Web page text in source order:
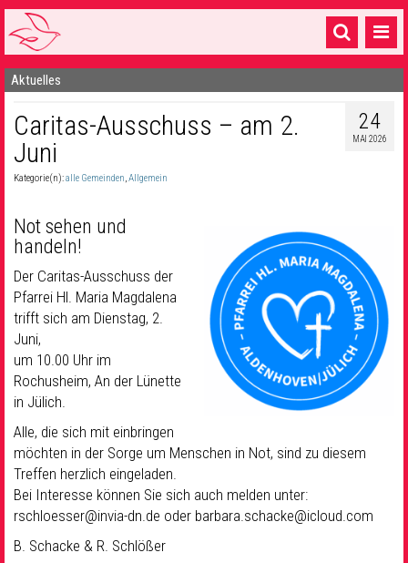
Startseite
1 Pfarrei
16 Gemeinden & mehr
Sakramente & Feste
Gemeinschaft & Soziales
Musik & Kultur
Seelsorge & Kontakt
Aktuelles
24
MAI 2026
Caritas-Ausschuss – am 2.
Juni
Kategorie(n):alle Gemeinden,Allgemein
Not sehen und
handeln!
Der Caritas-Ausschuss der
Pfarrei Hl. Maria Magdalena
trifft sich am Dienstag, 2.
Juni,
um 10.00 Uhr im
Rochusheim, An der Lünette
in Jülich.
Alle, die sich mit einbringen
möchten in der Sorge um Menschen in Not, sind zu diesem
Treffen herzlich eingeladen.
Bei Interesse können Sie sich auch melden unter:
rschloesser@invia-dn.de oder barbara.schacke@icloud.com
B. Schacke & R. Schlößer